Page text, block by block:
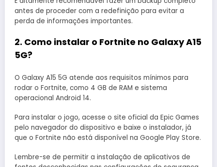
antes de proceder com a redefinição para evitar a
perda de informações importantes. ​
2. Como instalar o Fortnite no Galaxy A15
5G?
O Galaxy A15 5G atende aos requisitos mínimos para
rodar o Fortnite, como 4 GB de RAM e sistema
operacional Android 14.
Para instalar o jogo, acesse o site oficial da Epic Games
pelo navegador do dispositivo e baixe o instalador, já
que o Fortnite não está disponível na Google Play Store.
Lembre-se de permitir a instalação de aplicativos de